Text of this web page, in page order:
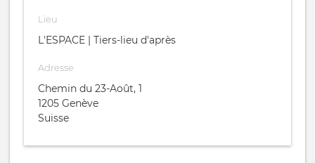
Lieu
L'ESPACE | Tiers-lieu d'après
Adresse
Chemin du 23-Août, 1
1205 Genève
Suisse